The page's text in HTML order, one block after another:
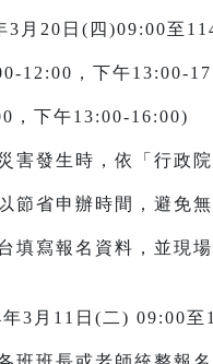
月20日(四)09:00至
12:00，下午13:00-
，下午13:00-16:00)
害發生時，依「行政
節省申辦時間，避免
寫報名資料，並現場
3月11日(二) 09:00至